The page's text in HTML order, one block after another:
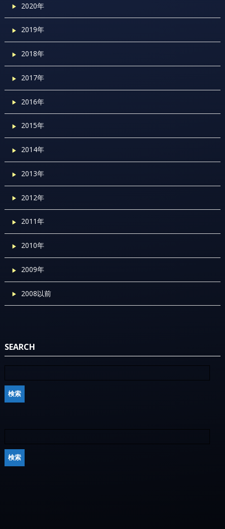
2020年
2019年
2018年
2017年
2016年
2015年
2014年
2013年
2012年
2011年
2010年
2009年
2008以前
SEARCH